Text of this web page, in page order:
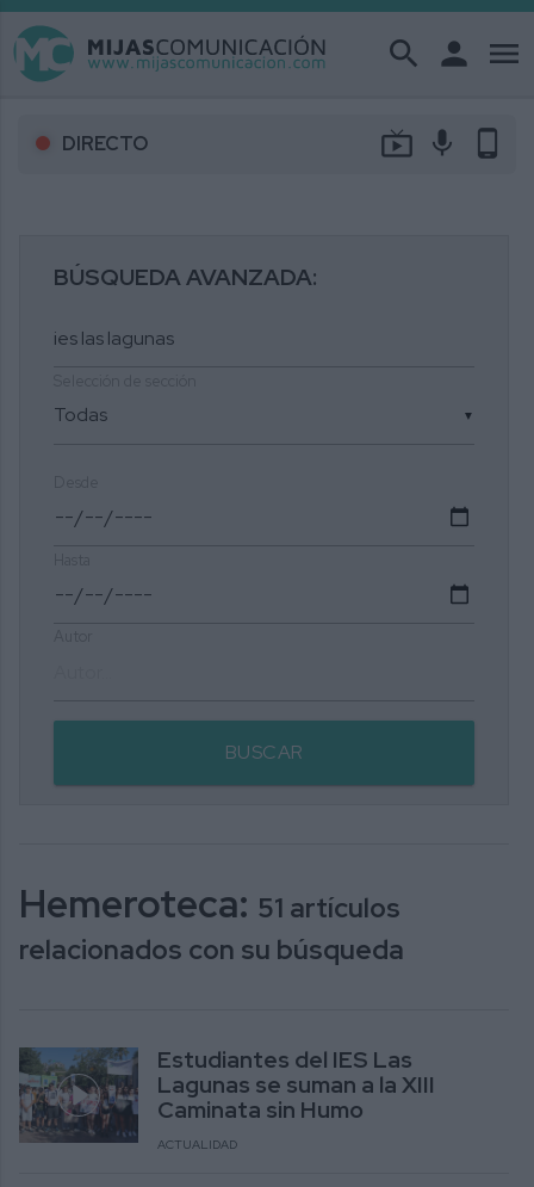
search person menu
DIRECTO live_tv mic phone_android
BÚSQUEDA AVANZADA:
▼
BUSCAR
Hemeroteca: 51 artículos
relacionados con su búsqueda
Estudiantes del IES Las
Lagunas se suman a la XIII
Caminata sin Humo
ACTUALIDAD